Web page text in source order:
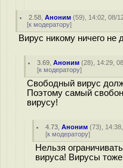
2.58 ,Аноним (59), 14:02, 08/
[к модератору]
Вирус никому ничего не
3.69 ,Аноним (28), 14:29,
[к модератору]
Свободный вирус
Поэтому самый
вирусу!
4.73 ,Аноним (73),
[к модератору]
Нельзя
вируса! Вирусы